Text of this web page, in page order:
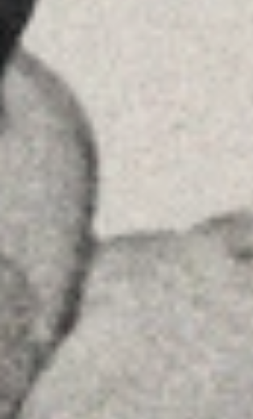
+34 915759925
Ver en Google Maps
La Firma
Asesoramiento
Insights
Contactar
SÍGUENOS
Linkedin
Instagram